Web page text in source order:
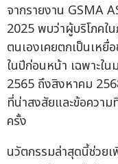
จากรายงาน GSMA
2025 พบว่าผู้บริโภคใ
ตนเองเคยตกเป็นเห
ในปีก่อนหน้า เฉพาะใน
2565 ถึงสิงหาคม
ที่น่าสงสัยและข้อควา
ครั้ง
นวัตกรรมล่าสุดนี้ช่วย